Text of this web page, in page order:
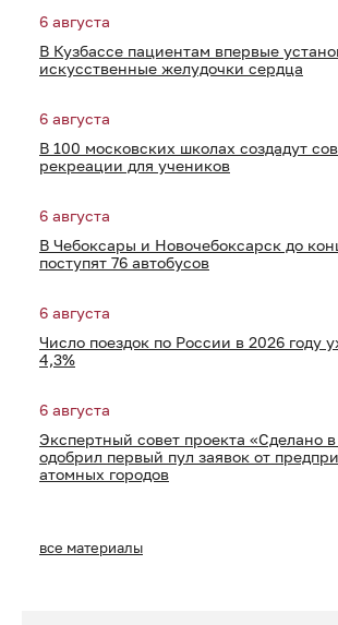
6 августа
В Кузбассе пациентам впервые
искусственные желудочки сердца
6 августа
В 100 московских школах создадут
рекреации для учеников
6 августа
В Чебоксары и Новочебоксарск до
поступят 76 автобусов
6 августа
Число поездок по России в 2026 году
4,3%
6 августа
Экспертный совет проекта «Сделано в
одобрил первый пул заявок от
атомных городов
все материалы